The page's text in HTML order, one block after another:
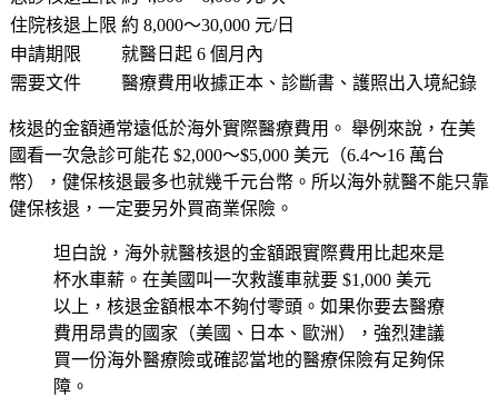
住院核退上限 約 8,000～30,000 元/日
申請期限
就醫日起 6 個月內
需要文件
醫療費用收據正本、診斷書、護照出入境紀錄
核退的金額通常遠低於海外實際醫療費用。 舉例來說，在美
國看一次急診可能花 $2,000～$5,000 美元（6.4～16 萬台
幣），健保核退最多也就幾千元台幣。所以海外就醫不能只靠
健保核退，一定要另外買商業保險。
坦白說，海外就醫核退的金額跟實際費用比起來是
杯水車薪。在美國叫一次救護車就要 $1,000 美元
以上，核退金額根本不夠付零頭。如果你要去醫療
費用昂貴的國家（美國、日本、歐洲），強烈建議
買一份海外醫療險或確認當地的醫療保險有足夠保
障。